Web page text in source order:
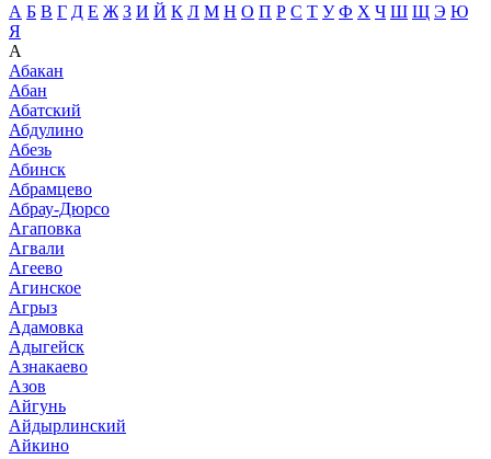
А Б В Г Д Е Ж З И Й К Л М Н О П Р С Т У Ф Х Ч Ш Щ Э Ю
Я
А
Абакан
Абан
Абатский
Абдулино
Абезь
Абинск
Абрамцево
Абрау-Дюрсо
Агаповка
Агвали
Агеево
Агинское
Агрыз
Адамовка
Адыгейск
Азнакаево
Азов
Айгунь
Айдырлинский
Айкино